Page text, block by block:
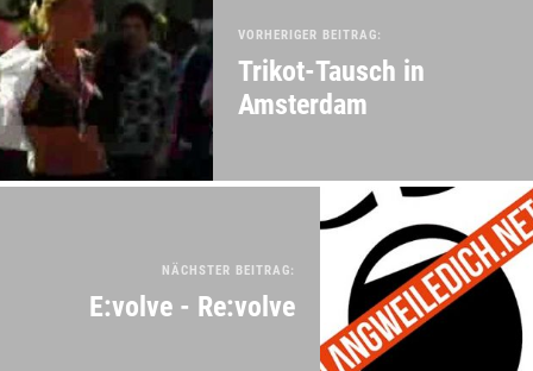
VORHERIGER BEITRAG:
Trikot-Tausch in
Amsterdam
NÄCHSTER BEITRAG:
E:volve - Re:volve